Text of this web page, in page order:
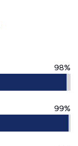
98%
99%